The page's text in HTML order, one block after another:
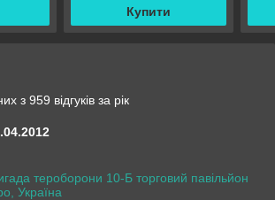
Купити
з 959 відгуків за рік
тероборони 10-Б торговий павільйон
Україна